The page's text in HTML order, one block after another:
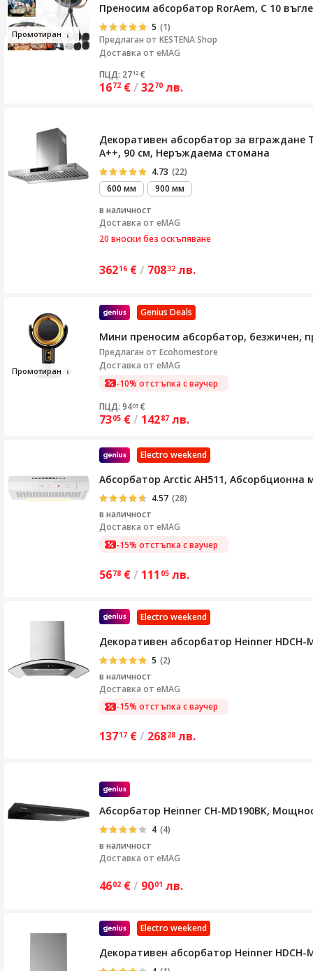
Промотиран
Преносим абсорбатор RorAem, С 10
5 (1)
Предлаган от KESTENA Shop
Доставка от eMAG
ПЦД: 2712 €
1672 €/ 3270 лв.
Декоративен абсорбатор за вграждане
A++, 90 см, Неръждаема стомана
4.73 (22)
600 мм
900 мм
в наличност
Доставка от eMAG
20 вноски без оскъпяване
36216 €/ 70832 лв.
Промотиран
Genius Deals
Мини преносим абсорбатор, безжичен,
Предлаган от Ecohomestore
Доставка от eMAG
-10% отстъпка с ваучер
ПЦД: 9403 €
7305 €/ 14287 лв.
Electro weekend
Абсорбатор Arctic AH511, Абсорбционна
4.57 (28)
в наличност
Доставка от eMAG
-15% отстъпка с ваучер
5678 €/ 111 05 лв.
Electro weekend
Декоративен абсорбатор Heinner
5 (2)
в наличност
Доставка от eMAG
-15% отстъпка с ваучер
13717 €/ 26828 лв.
Абсорбатор Heinner CH-MD190BK,
4 (4)
в наличност
Доставка от eMAG
4602 €/ 9001 лв.
Electro weekend
Декоративен абсорбатор Heinner HDCH-